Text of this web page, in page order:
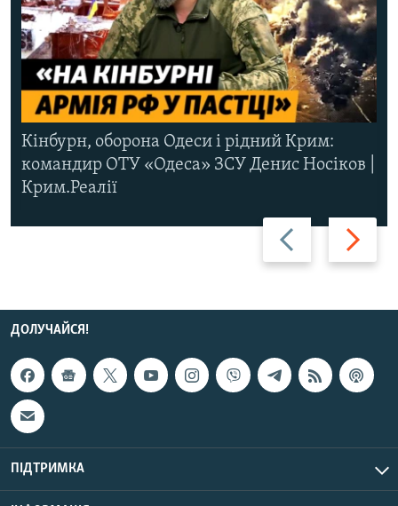
Назад Вперед
Кінбурн, оборона Одеси і рідний Крим:
командир ОТУ «Одеса» ЗСУ Денис Носіков |
Крим.Реалії
ДОЛУЧАЙСЯ!
ПІДТРИМКА